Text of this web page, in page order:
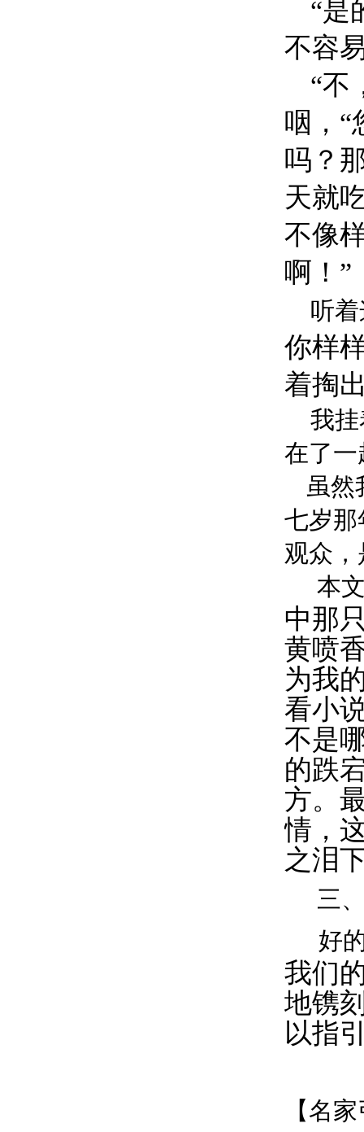
“是
不容
“不
咽，“
吗？
天就
不像
啊！”
听
你样
着掏
我
在了一
虽然
七岁那
观众
本
中那
黄喷
为我
看小
不是
的跌
方。
情，
之泪
三
好
我们
地镌
以指
【名